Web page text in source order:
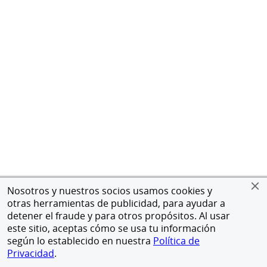
Nosotros y nuestros socios usamos cookies y
otras herramientas de publicidad, para ayudar a
detener el fraude y para otros propósitos. Al usar
este sitio, aceptas cómo se usa tu información
según lo establecido en nuestra Política de
Privacidad.